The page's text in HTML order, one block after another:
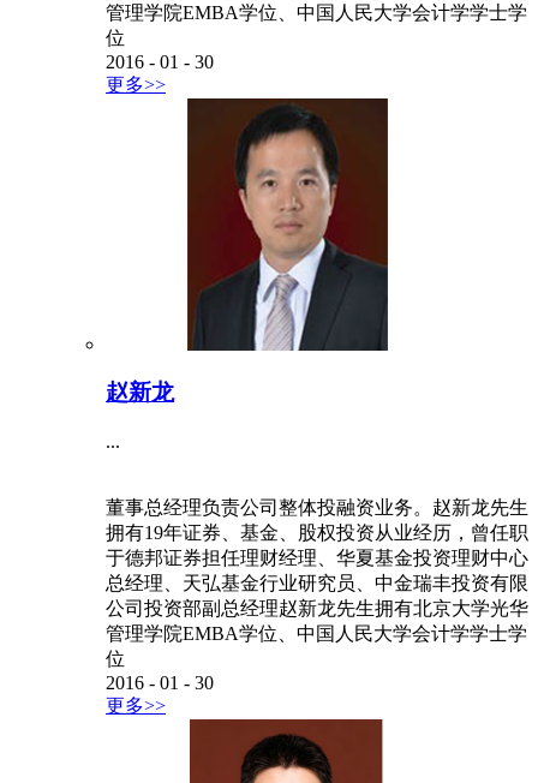
管理学院EMBA学位、中国人民大学会计学学士学
位
2016 - 01 - 30
更多>>
赵新龙
...
董事总经理负责公司整体投融资业务。赵新龙先生
拥有19年证券、基金、股权投资从业经历，曾任职
于德邦证券担任理财经理、华夏基金投资理财中心
总经理、天弘基金行业研究员、中金瑞丰投资有限
公司投资部副总经理赵新龙先生拥有北京大学光华
管理学院EMBA学位、中国人民大学会计学学士学
位
2016 - 01 - 30
更多>>